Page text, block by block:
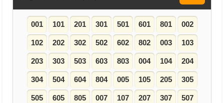
001 101 201 301 501 601 801 002
102 202 302 502 602 802 003 103
203 303 503 603 803 004 104 204
304 504 604 804 005 105 205 305
505 605 805 007 107 207 307 507